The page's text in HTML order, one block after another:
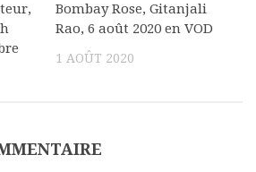
Bombay Rose, Gitanjali
Rao, 6 août 2020 en VOD
1 AOÛT 2020